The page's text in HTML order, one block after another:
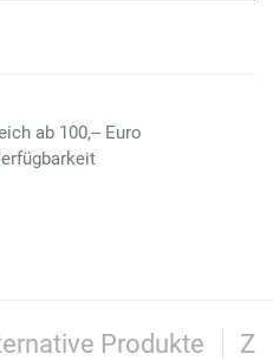
ab 100,-- Euro
Produkte